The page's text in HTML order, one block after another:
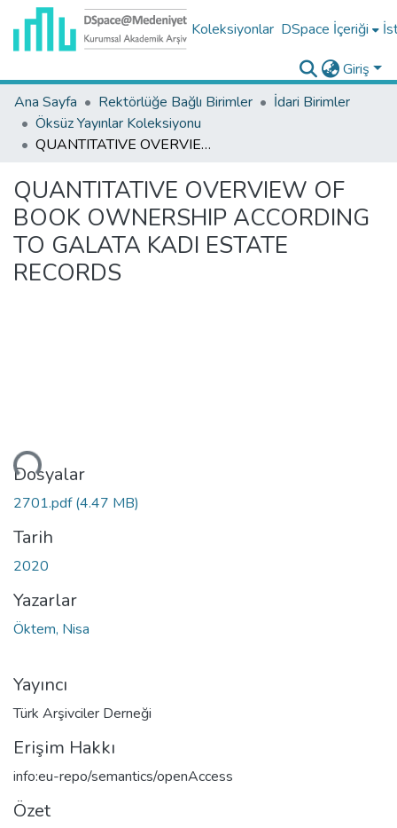
Koleksiyonlar DSpace İçeriği
Giriş
Ana Sayfa
Rektörlüğe Bağlı Birimler
İdari Birimler
Öksüz Yayınlar Koleksiyonu
QUANTITATIVE OVERVIEW OF BOOK OWNERSHIP ACCORDING TO GALATA KADI ESTATE RECORDS
QUANTITATIVE OVERVIEW OF
BOOK OWNERSHIP ACCORDING
TO GALATA KADI ESTATE
RECORDS
Dosyalar
2701.pdf(4.47 MB)
Tarih
2020
Yazarlar
Öktem, Nisa
Yayıncı
Türk Arşivciler Derneği
Erişim Hakkı
info:eu-repo/semantics/openAccess
Özet